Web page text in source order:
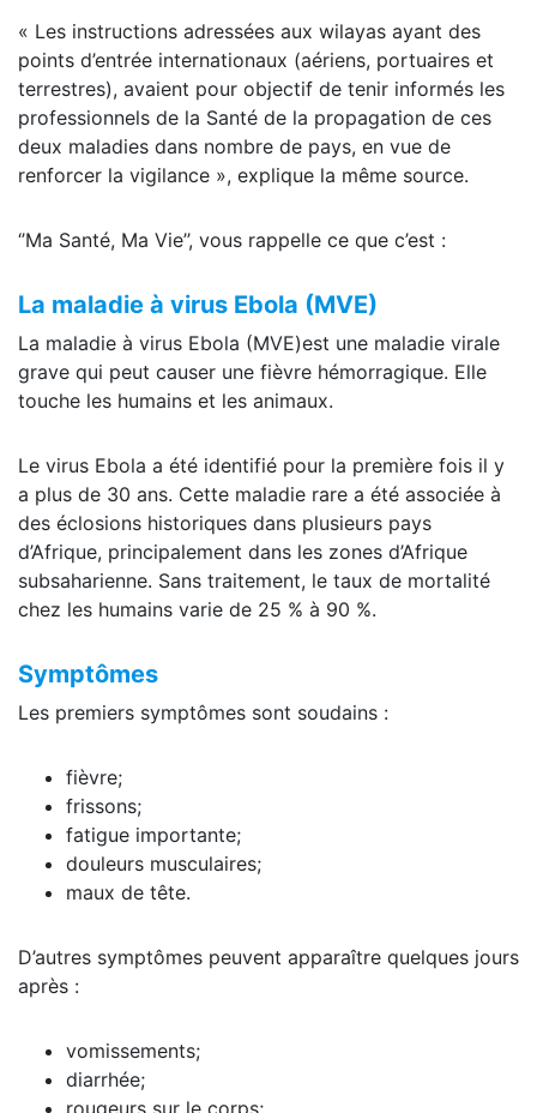
« Les instructions adressées aux wilayas ayant des
points d’entrée internationaux (aériens, portuaires et
terrestres), avaient pour objectif de tenir informés les
professionnels de la Santé de la propagation de ces
deux maladies dans nombre de pays, en vue de
renforcer la vigilance », explique la même source.
‘’Ma Santé, Ma Vie’’, vous rappelle ce que c’est :
La maladie à virus Ebola (MVE)
La maladie à virus Ebola (MVE)est une maladie virale
grave qui peut causer une fièvre hémorragique. Elle
touche les humains et les animaux.
Le virus Ebola a été identifié pour la première fois il y
a plus de 30 ans. Cette maladie rare a été associée à
des éclosions historiques dans plusieurs pays
d’Afrique, principalement dans les zones d’Afrique
subsaharienne. Sans traitement, le taux de mortalité
chez les humains varie de 25 % à 90 %.
Symptômes
Les premiers symptômes sont soudains :
fièvre;
frissons;
fatigue importante;
douleurs musculaires;
maux de tête.
D’autres symptômes peuvent apparaître quelques jours
après :
vomissements;
diarrhée;
rougeurs sur le corps;